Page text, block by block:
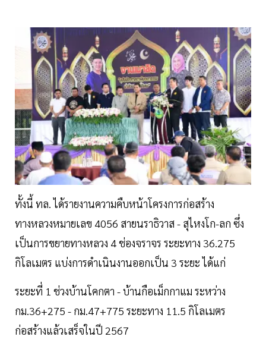
ทั้งนี้ ทล. ได้รายงานความคืบหน้าโครงการก่อสร้าง
ทางหลวงหมายเลข 4056 สายนราธิวาส - สุไหงโก-ลก ซึ่ง
เป็นการขยายทางหลวง 4 ช่องจราจร ระยะทาง 36.275
กิโลเมตร แบ่งการดำเนินงานออกเป็น 3 ระยะ ได้แก่
ระยะที่ 1 ช่วงบ้านโคกตา - บ้านกือเม็กกาแม ระหว่าง
กม.36+275 - กม.47+775 ระยะทาง 11.5 กิโลเมตร
ก่อสร้างแล้วเสร็จในปี 2567